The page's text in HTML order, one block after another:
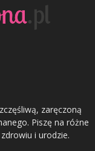
zaręczoną
Piszę na różne
i urodzie.